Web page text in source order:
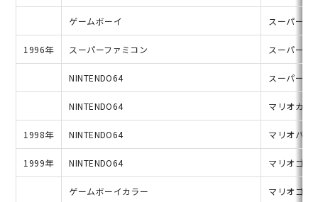
ゲームボーイ スーパーマ
1996年 スーパーファミコン スーパーマ
NINTENDO64 スーパーマ
NINTENDO64 マリオカー
1998年 NINTENDO64 マリオパー
1999年 NINTENDO64 マリオゴル
ゲームボーイカラー マリオゴル